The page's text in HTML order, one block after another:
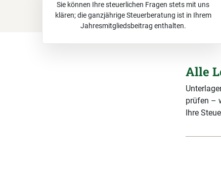
Alle
prüfen –
Ihre
Sie können Ihre steuerlichen Fragen stets mit uns
klären; die ganzjährige Steuerberatung ist in Ihrem
Jahresmitgliedsbeitrag enthalten.